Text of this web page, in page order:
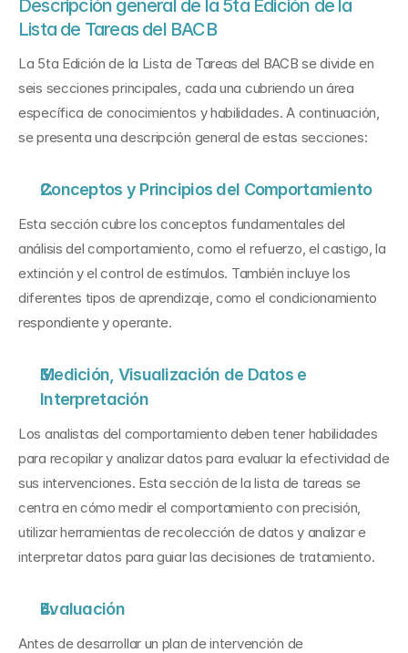
Descripción general de la 5ta Edición de la
Lista de Tareas del BACB
La 5ta Edición de la Lista de Tareas del BACB se divide en
seis secciones principales, cada una cubriendo un área
específica de conocimientos y habilidades. A continuación,
se presenta una descripción general de estas secciones:
Conceptos y Principios del Comportamiento
Esta sección cubre los conceptos fundamentales del
análisis del comportamiento, como el refuerzo, el castigo, la
extinción y el control de estímulos. También incluye los
diferentes tipos de aprendizaje, como el condicionamiento
respondiente y operante.
Medición, Visualización de Datos e
Interpretación
Los analistas del comportamiento deben tener habilidades
para recopilar y analizar datos para evaluar la efectividad de
sus intervenciones. Esta sección de la lista de tareas se
centra en cómo medir el comportamiento con precisión,
utilizar herramientas de recolección de datos y analizar e
interpretar datos para guiar las decisiones de tratamiento.
Evaluación
Antes de desarrollar un plan de intervención de